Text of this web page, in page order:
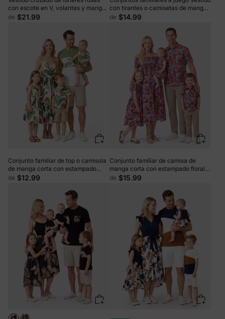
con escote en V, volantes y mangas
onduladas para mamá y para mí
de $21.99
con tirantes o camisetas de manga
corta con estampado floral tropical
de $14.99
Conjunto familiar de top o camisola
de manga corta con estampado
floral tropical a juego, multicolor
de $12.99
Conjunto familiar de camisa de
manga corta con estampado floral o
vestido fruncido con hombros
de $15.99